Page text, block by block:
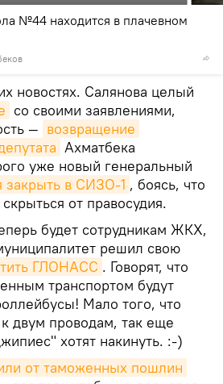
№44 находится в плачевном
новостях. Салянова целый
со своими заявлениями,
— возвращение
Ахматбека
уже новый генеральный
закрыть в СИЗО-1 , боясь, что
от правосудия.
будет сотрудникам ЖКХ,
решил свою
ГЛОНАСС . Говорят, что
транспортом будут
Мало того, что
двум проводам, так еще
хотят накинуть. :-)
от таможенных пошлин